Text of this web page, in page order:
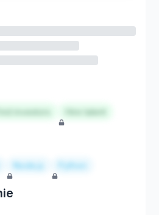
Hire talent
Node.js Python